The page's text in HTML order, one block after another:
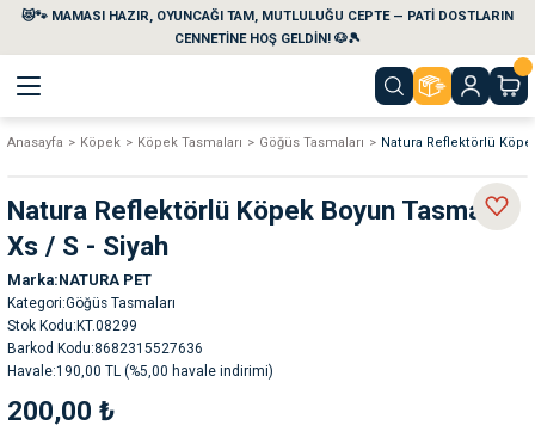
😻🐾 MAMASI HAZIR, OYUNCAĞI TAM, MUTLULUĞU CEPTE — PATİ DOSTLARIN
CENNETİNE HOŞ GELDİN! 🐶🎾
Geri Dön
Geri Dön
Temizlik Ürünleri
Geri Dön
Geri Dön
Geri Dön
Geri Dön
Anasayfa Köpek Köpek Tasmaları Göğüs Tasmaları Natura Reflektörlü
Natura Reflektörlü Köpek Boyun Tasması
Xs / S - Siyah
Marka NATURA PET
Kategori Göğüs Tasmaları
Stok Kodu KT.08299
Barkod Kodu 8682315527636
Havale 190,00 TL (%5,00 havale indirimi)
200,00 ₺